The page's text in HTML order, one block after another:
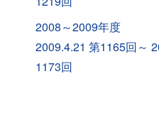
イ
ブ
2008～2009年度
2009.4.21 第1165回～
1173回